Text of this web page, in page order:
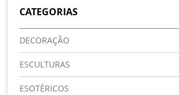
CATEGORIAS
DECORAÇÃO
ESCULTURAS
ESOTÉRICOS